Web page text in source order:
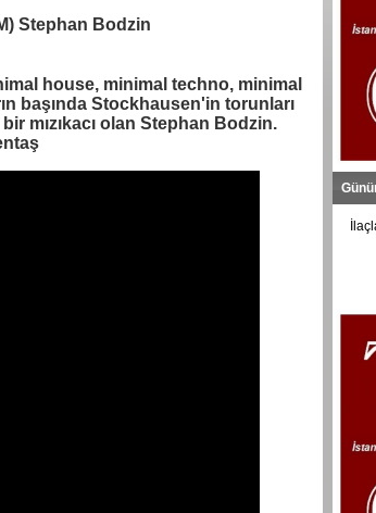
Stephan Bodzin
house, minimal techno, minimal
başında Stockhausen'in torunları
mızıkacı olan Stephan Bodzin.